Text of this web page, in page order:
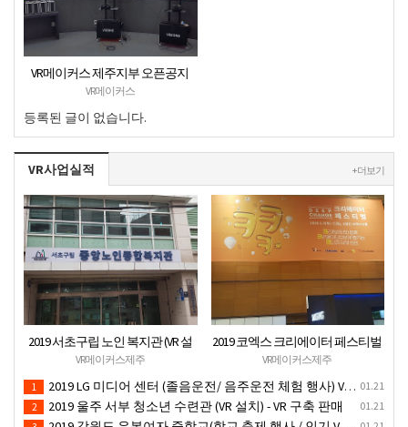
VR메이커스 제주지부 오픈공지
VR메이커스
등록된 글이 없습니다.
VR사업실적 + 더보기
2019 서초구립 노인 복지관 (VR 설
치) - VR 구축 판매
VR메이커스제주
2019 코엑스 크리에이터 페스티벌
VR체험 부스 (인기 VR 체험) - VR렌
탈대여 행사
VR메이커스제주
01.21
1 2019 LG 미디어 센터 (졸음운전/ 음주운전 체험 행사) VR 체험 - VR 렌탈대여 행사
01.21
2 2019 울주 서부 청소년 수련관 (VR 설치) - VR 구축 판매